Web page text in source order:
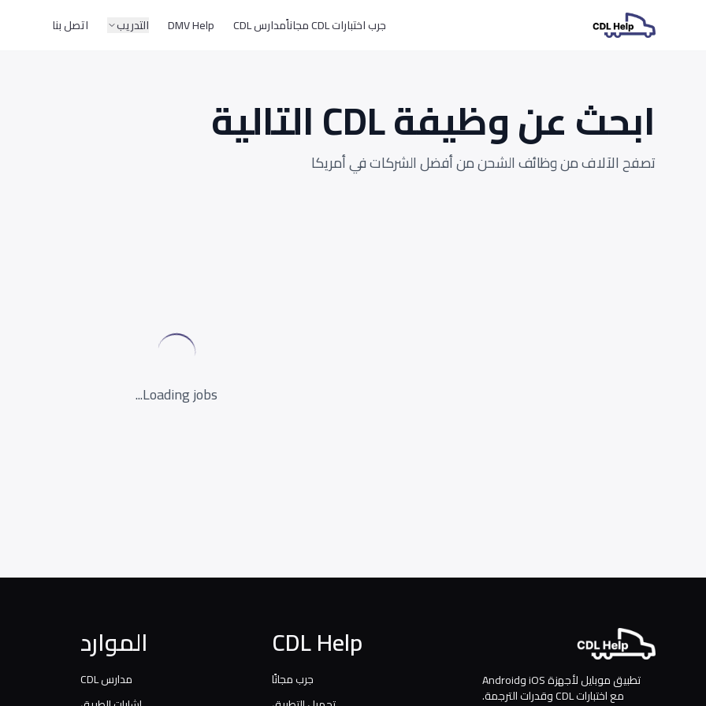
جرب اختبارات CDL مجاناً مدارس CDL DMV Help التدريب اتصل بنا
ابحث عن وظيفة CDL التالية
تصفح الآلاف من وظائف الشحن من أفضل الشركات في أمريكا
Loading jobs...
تطبيق موبايل لأجهزة iOS وAndroid
مع اختبارات CDL وقدرات الترجمة.
CDL Help
جرب مجانًا
الموارد
مدارس CDL